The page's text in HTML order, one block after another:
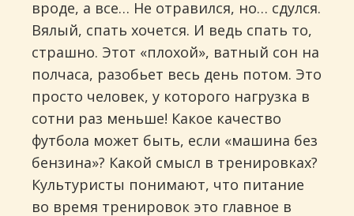
вроде, а все… Не отравился, но… сдулся.
Вялый, спать хочется. И ведь спать то,
страшно. Этот «плохой», ватный сон на
полчаса, разобьет весь день потом. Это
просто человек, у которого нагрузка в
сотни раз меньше! Какое качество
футбола может быть, если «машина без
бензина»? Какой смысл в тренировках?
Культуристы понимают, что питание
во время тренировок это главное в